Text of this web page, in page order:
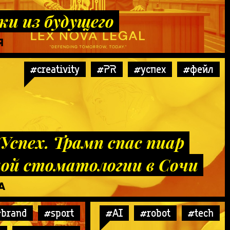
из будущего
#creativity #PR #успех #фейл
Трамп спас пиар
стоматологии в Сочи
#sport
#AI #robot #tech